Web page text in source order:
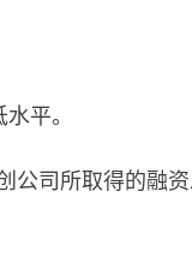
平。
公司所取得的融